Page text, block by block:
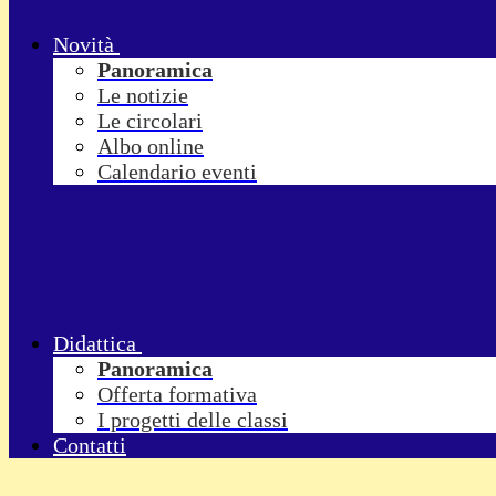
Novità
Panoramica
Le notizie
Le circolari
Albo online
Calendario eventi
Didattica
Panoramica
Offerta formativa
I progetti delle classi
Contatti